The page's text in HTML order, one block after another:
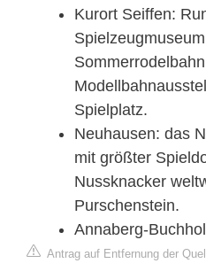
Kurort Seiffen:
Spielplatz.
Neuhausen: das
mit größter
Nussknacker
Purschenstein.
Annaberg-
Antrag auf Entfernung der